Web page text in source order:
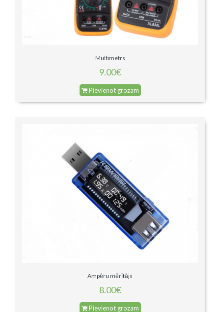
Multimetrs
9.00€
Pievienot grozam
Ampēru mērītājs
8.00€
Pievienot grozam